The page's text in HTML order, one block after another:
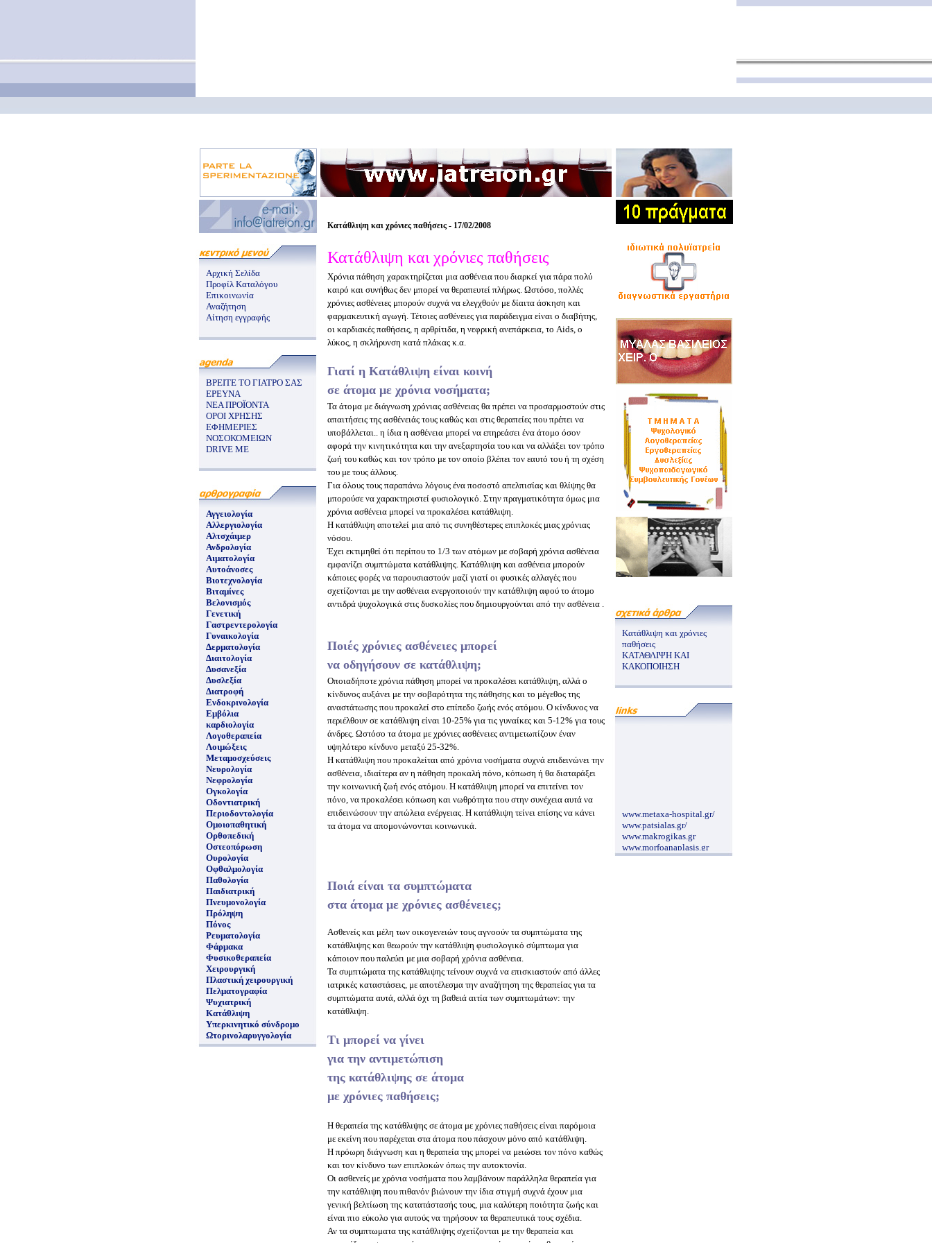
Αρχική Σελίδα
Προφίλ Καταλόγου
Επικοινωνία
Αναζήτηση
Αίτηση εγγραφής
ΒΡΕΙΤΕ ΤΟ ΓΙΑΤΡΟ ΣΑΣ
ΕΡΕΥΝΑ
ΝΕΑ ΠΡΟΪΟΝΤΑ
ΟΡΟΙ ΧΡΗΣΗΣ
ΕΦΗΜΕΡΙΕΣ
ΝΟΣΟΚΟΜΕΙΩΝ
DRIVE ME
Αγγειολογία
Αλλεργιολογία
Αλτσχάιμερ
Ανδρολογία
Αιματολογία
Αυτοάνοσες
Βιοτεχνολογία
Βιταμίνες
Βελονισμός
Γενετική
Γαστρεντερολογία
Γυναικολογία
Δερματολογία
Διαιτολογία
Δυσανεξία
Δυσλεξία
Διατροφή
Ενδοκρινολογία
Εμβόλια
καρδιολογία
Λογοθεραπεία
Λοιμώξεις
Μεταμοσχεύσεις
Νευρολογία
Νεφρολογία
Ογκολογία
Οδοντιατρική
Περιοδοντολογία
Ομοιοπαθητική
Ορθοπεδική
Οστεοπόρωση
Ουρολογία
Οφθαλμολογία
Παθολογία
Παιδιατρική
Πνευμονολογία
Πρόληψη
Πόνος
Ρευματολογία
Φάρμακα
Φυσικοθεραπεία
Χειρουργική
Πλαστική χειρουργική
Πελματογραφία
Ψυχιατρική
Κατάθλιψη
Υπερκινητικό σύνδρομο
Ωτορινολαρυγγολογία
Κατάθλιψη και χρόνιες παθήσεις - 17/02/2008
Κατάθλιψη και χρόνιες παθήσεις
Χρόνια πάθηση χαρακτηρίζεται μια ασθένεια που διαρκεί για πάρα πολύ
καιρό και συνήθως δεν μπορεί να θεραπευτεί πλήρως. Ωστόσο, πολλές
χρόνιες ασθένειες μπορούν συχνά να ελεγχθούν με δίαιτα άσκηση και
φαρμακευτική αγωγή. Τέτοιες ασθένειες για παράδειγμα είναι ο διαβήτης,
οι καρδιακές παθήσεις, η αρθρίτιδα, η νεφρική ανεπάρκεια, το Aids, ο
λύκος, η σκλήρυνση κατά πλάκας κ.α.
Γιατί η Κατάθλιψη είναι κοινή
σε άτομα με χρόνια νοσήματα;
Τα άτομα με διάγνωση χρόνιας ασθένειας θα πρέπει να προσαρμοστούν στις
απαιτήσεις της ασθένειάς τους καθώς και στις θεραπείες που πρέπει να
υποβάλλεται.. η ίδια η ασθένεια μπορεί να επηρεάσει ένα άτομο όσον
αφορά την κινητικότητα και την ανεξαρτησία του και να αλλάξει τον τρόπο
ζωή του καθώς και τον τρόπο με τον οποίο βλέπει τον εαυτό του ή τη σχέση
του με τους άλλους.
Για όλους τους παραπάνω λόγους ένα ποσοστό απελπισίας και θλίψης θα
μπορούσε να χαρακτηριστεί φυσιολογικό. Στην πραγματικότητα όμως μια
χρόνια ασθένεια μπορεί να προκαλέσει κατάθλιψη.
Η κατάθλιψη αποτελεί μια από τις συνηθέστερες επιπλοκές μιας χρόνιας
νόσου.
Έχει εκτιμηθεί ότι περίπου το 1/3 των ατόμων με σοβαρή χρόνια ασθένεια
εμφανίζει συμπτώματα κατάθλιψης. Κατάθλιψη και ασθένεια μπορούν
κάποιες φορές να παρουσιαστούν μαζί γιατί οι φυσικές αλλαγές που
σχετίζονται με την ασθένεια ενεργοποιούν την κατάθλιψη αφού το άτομο
αντιδρά ψυχολογικά στις δυσκολίες που δημιουργούνται από την ασθένεια .
Ποιές χρόνιες ασθένειες μπορεί
να οδηγήσουν σε κατάθλιψη;
Οποιαδήποτε χρόνια πάθηση μπορεί να προκαλέσει κατάθλιψη, αλλά ο
κίνδυνος αυξάνει με την σοβαρότητα της πάθησης και το μέγεθος της
αναστάτωσης που προκαλεί στο επίπεδο ζωής ενός ατόμου. Ο κίνδυνος να
περιέλθουν σε κατάθλιψη είναι 10-25% για τις γυναίκες και 5-12% για τους
άνδρες. Ωστόσο τα άτομα με χρόνιες ασθένειες αντιμετωπίζουν έναν
υψηλότερο κίνδυνο μεταξύ 25-32%.
Η κατάθλιψη που προκαλείται από χρόνια νοσήματα συχνά επιδεινώνει την
ασθένεια, ιδιαίτερα αν η πάθηση προκαλή πόνο, κόπωση ή θα διαταράξει
την κοινωνική ζωή ενός ατόμου. Η κατάθλιψη μπορεί να επιτείνει τον
πόνο, να προκαλέσει κόπωση και νωθρότητα που στην συνέχεια αυτά να
επιδεινώσουν την απώλεια ενέργειας. Η κατάθλιψη τείνει επίσης να κάνει
τα άτομα να απομονώνονται κοινωνικά.
Ποιά είναι τα συμπτώματα
στα άτομα με χρόνιες ασθένειες;
Ασθενείς και μέλη των οικογενειών τους αγνοούν τα συμπτώματα της
κατάθλιψης και θεωρούν την κατάθλιψη φυσιολογικό σύμπτωμα για
κάποιον που παλεύει με μια σοβαρή χρόνια ασθένεια.
Τα συμπτώματα της κατάθλιψης τείνουν συχνά να επισκιαστούν από άλλες
ιατρικές καταστάσεις, με αποτέλεσμα την αναζήτηση της θεραπείας για τα
συμπτώματα αυτά, αλλά όχι τη βαθειά αιτία των συμπτωμάτων: την
κατάθλιψη.
Τι μπορεί να γίνει
για την αντιμετώπιση
της κατάθλιψης σε άτομα
με χρόνιες παθήσεις;
Η θεραπεία της κατάθλιψης σε άτομα με χρόνιες παθήσεις είναι παρόμοια
με εκείνη που παρέχεται στα άτομα που πάσχουν μόνο από κατάθλιψη.
Η πρόωρη διάγνωση και η θεραπεία της μπορεί να μειώσει τον πόνο καθώς
και τον κίνδυνο των επιπλοκών όπως την αυτοκτονία.
Οι ασθενείς με χρόνια νοσήματα που λαμβάνουν παράλληλα θεραπεία για
την κατάθλιψη που πιθανόν βιώνουν την ίδια στιγμή συχνά έχουν μια
γενική βελτίωση της κατατάστασής τους, μια καλύτερη ποιότητα ζωής και
είναι πιο εύκολο για αυτούς να τηρήσουν τα θεραπευτικά τους σχέδια.
Αν τα συμπτωματα της κατάθλιψης σχετίζονται με την θεραπεία και
Κατάθλιψη και χρόνιες
παθήσεις
ΚΑΤΑΘΛΙΨΗ ΚΑΙ
ΚΑΚΟΠΟΙΗΣΗ
www.metaxa-hospital.gr/
www.patsialas.gr/
www.makrogikas.gr
www.morfoanaplasis.gr
www.e-surg.gr/index.htm